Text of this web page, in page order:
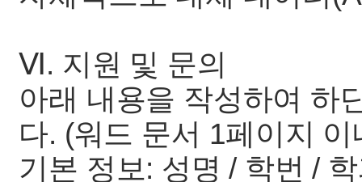
Ⅵ. 지원 및 문의
아래 내용을 작성하여 하
다. (워드 문서 1페이지 이
기본 정보: 성명 / 학번 /